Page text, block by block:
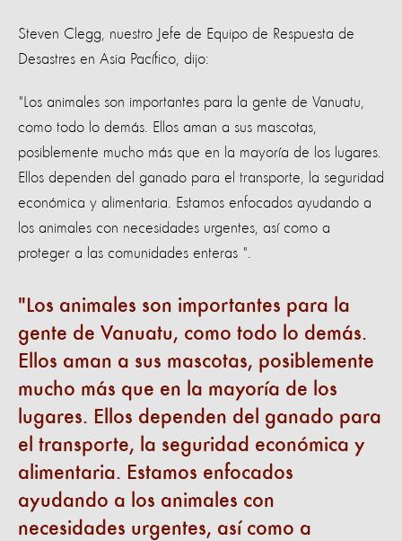
Steven Clegg, nuestro Jefe de Equipo de Respuesta de
Desastres en Asia Pacífico, dijo:
"Los animales son importantes para la gente de Vanuatu,
como todo lo demás. Ellos aman a sus mascotas,
posiblemente mucho más que en la mayoría de los lugares.
Ellos dependen del ganado para el transporte, la seguridad
económica y alimentaria. Estamos enfocados ayudando a
los animales con necesidades urgentes, así como a
proteger a las comunidades enteras ".
Los animales son importantes para la
gente de Vanuatu, como todo lo demás.
Ellos aman a sus mascotas, posiblemente
mucho más que en la mayoría de los
lugares. Ellos dependen del ganado para
el transporte, la seguridad económica y
alimentaria. Estamos enfocados
ayudando a los animales con
necesidades urgentes, así como a